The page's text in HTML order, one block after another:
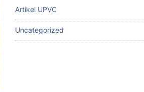
Artikel UPVC
Uncategorized